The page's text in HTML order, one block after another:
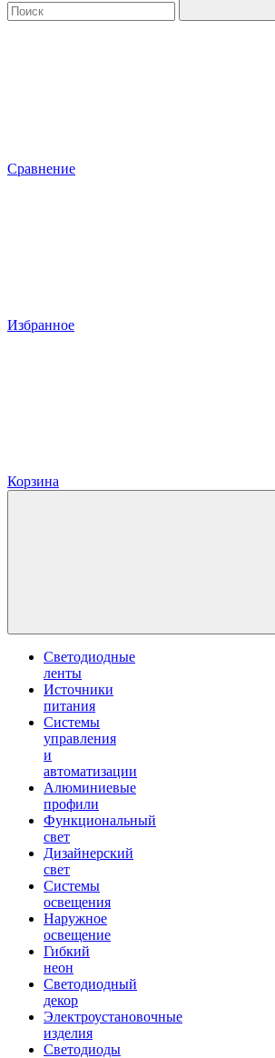
Сравнение
Избранное
Корзина
Светодиодные
ленты
Источники
питания
Системы
управления
и
автоматизации
Алюминиевые
профили
Функциональный
свет
Дизайнерский
свет
Системы
освещения
Наружное
освещение
Гибкий
неон
Светодиодный
декор
Электроустановочные
изделия
Светодиоды